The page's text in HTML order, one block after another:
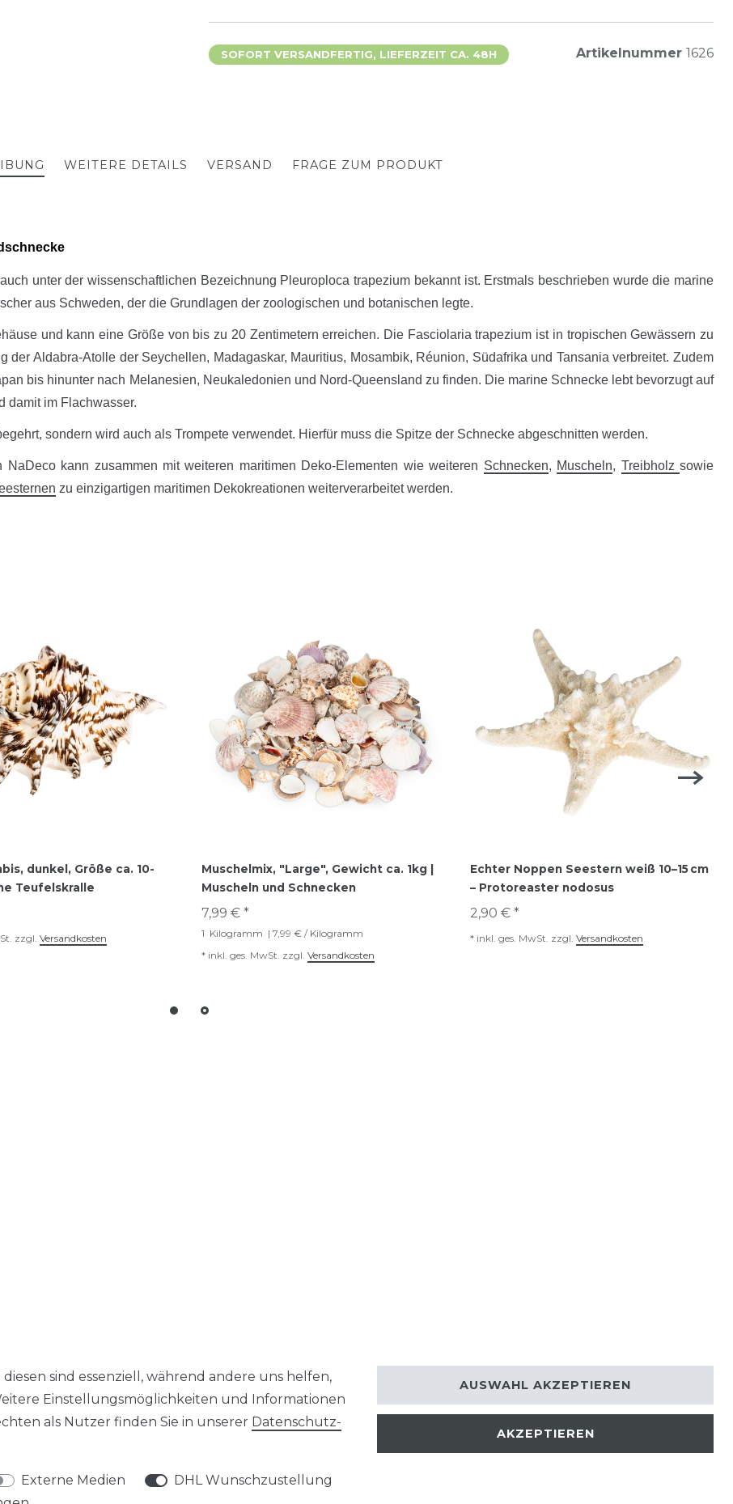
SOFORT VERSANDFERTIG, LIEFERZEIT CA. 48H Artikelnummer 1626
WEITERE DETAILS VERSAND FRAGE ZUM PRODUKT
unter der wissenschaftlichen Bezeichnung Pleuroploca trapezium bekannt ist. Erstmals beschrieben wurde die marine
aus Schweden, der die Grundlagen der zoologischen und botanischen legte.
und kann eine Größe von bis zu 20 Zentimetern erreichen. Die Fasciolaria trapezium ist in tropischen Gewässern zu
der Aldabra-Atolle der Seychellen, Madagaskar, Mauritius, Mosambik, Réunion, Südafrika und Tansania verbreitet. Zudem
bis hinunter nach Melanesien, Neukaledonien und Nord-Queensland zu finden. Die marine Schnecke lebt bevorzugt auf
damit im Flachwasser.
sondern wird auch als Trompete verwendet. Hierfür muss die Spitze der Schnecke abgeschnitten werden.
kann zusammen mit weiteren maritimen Deko-Elementen wie weiteren Schnecken, Muscheln, Treibholzsowie
zu einzigartigen maritimen Dekokreationen weiterverarbeitet werden.
dunkel, Größe ca. 10-
Teufelskralle
zzgl. Versandkosten
Muschelmix, "Large", Gewicht ca. 1kg |
Muscheln und Schnecken
7,99 € *
1 Kilogramm | 7,99 € / Kilogramm
* inkl. ges. MwSt. zzgl. Versandkosten
Echter Noppen Seestern weiß 10–15 cm
– Protoreaster nodosus
2,90 € *
* inkl. ges. MwSt. zzgl. Versandkosten
sind essenziell, während andere uns helfen,
Einstellungsmöglichkeiten und Informationen
als Nutzer finden Sie in unserer Daten­schutz­
Externe Medien
DHL Wunschzustellung
AKZEPTIEREN
AUSWAHL AKZEPTIEREN